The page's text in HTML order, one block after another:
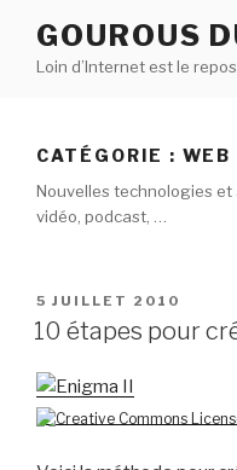
contenu
GOUROUS
Loin d’Internet est le repos
CATÉGORIE :
Nouvelles technologies et
vidéo, podcast, …
PUBLIÉ
LE
5 JUILLET 2010
10 étapes pour